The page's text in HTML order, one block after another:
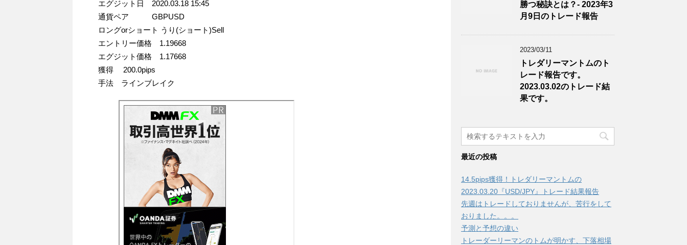
エグジット日 2020.03.18 15:45
通貨ペア GBPUSD
ロングorショート うり(ショート)Sell
エントリー価格 1.19668
エグジット価格 1.17668
獲得 200.0pips
手法 ラインブレイク
勝つ秘訣とは？- 2023年3
月9日のトレード報告
2023/03/11
トレダリーマントムのト
レード報告です。
2023.03.02のトレード結
果です。
最近の投稿
14.5pips獲得！トレダリーマントムの
2023.03.20『USD/JPY』トレード結果報告
先週はトレードしておりませんが、苦行をして
おりました。。。
予測と予想の違い
トレーダーリーマンのトムが明かす、下落相場